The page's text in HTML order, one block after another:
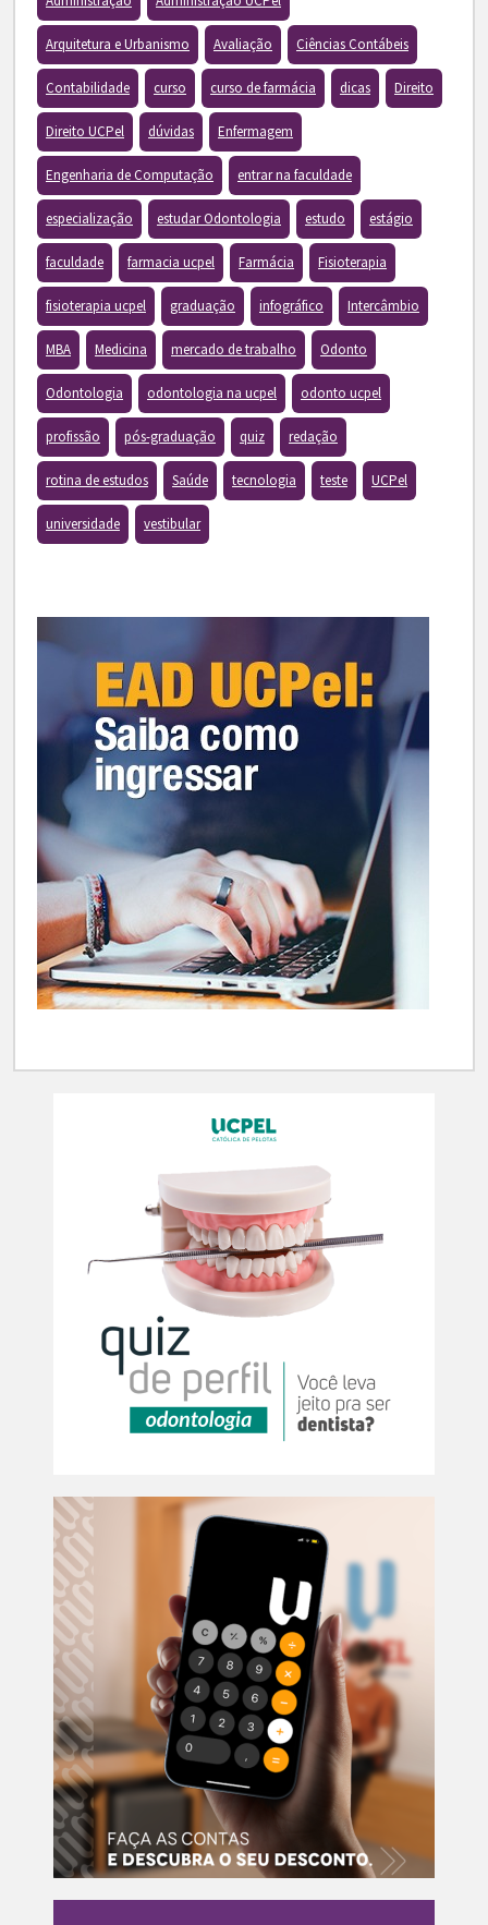
Arquitetura e Urbanismo Avaliação Ciências Contábeis
Contabilidade curso curso de farmácia dicas Direito
Direito UCPel dúvidas Enfermagem
Engenharia de Computação entrar na faculdade
especialização estudar Odontologia estudo estágio
faculdade farmacia ucpel Farmácia Fisioterapia
fisioterapia ucpel graduação infográfico Intercâmbio
MBA Medicina mercado de trabalho Odonto
Odontologia odontologia na ucpel odonto ucpel
profissão pós-graduação quiz redação
rotina de estudos Saúde tecnologia teste UCPel
universidade vestibular